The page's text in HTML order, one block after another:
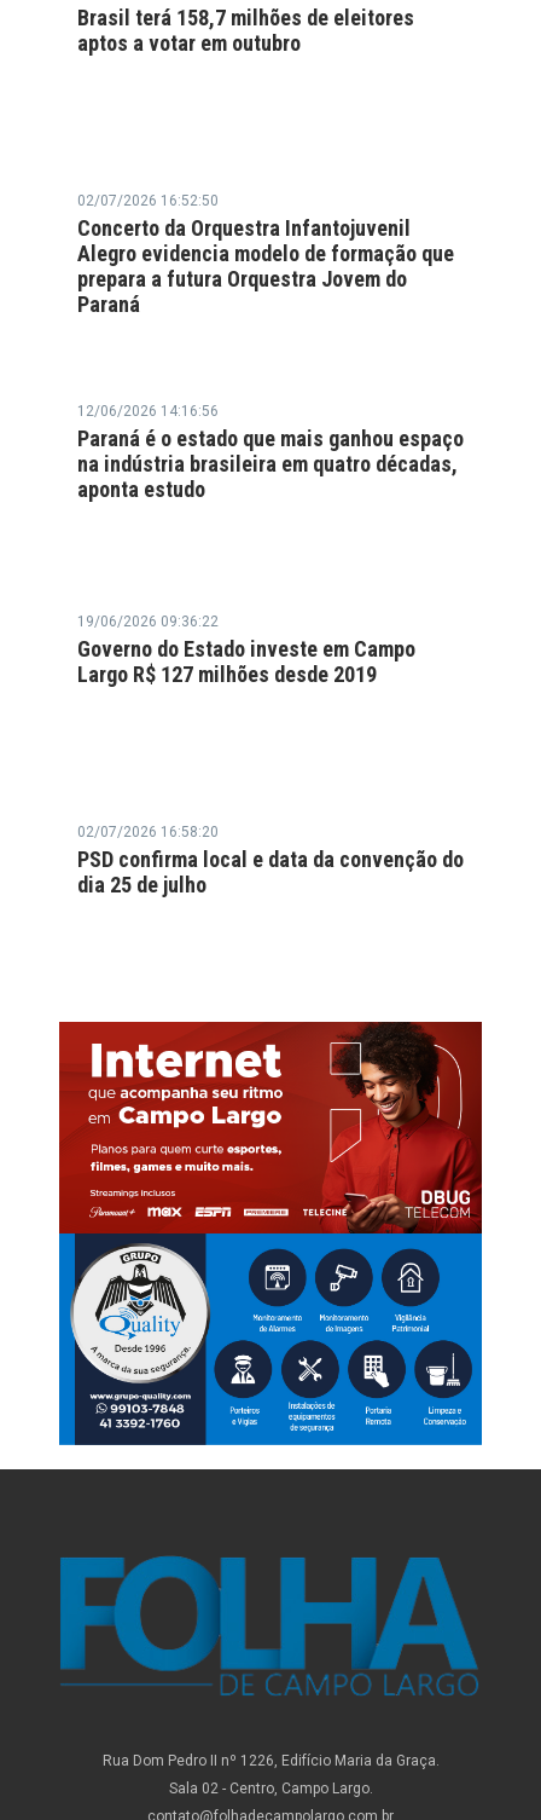
Brasil terá 158,7 milhões de eleitores
aptos a votar em outubro
02/07/2026 16:52:50
Concerto da Orquestra Infantojuvenil
Alegro evidencia modelo de formação que
prepara a futura Orquestra Jovem do
Paraná
12/06/2026 14:16:56
Paraná é o estado que mais ganhou espaço
na indústria brasileira em quatro décadas,
aponta estudo
19/06/2026 09:36:22
Governo do Estado investe em Campo
Largo R$ 127 milhões desde 2019
02/07/2026 16:58:20
PSD confirma local e data da convenção do
dia 25 de julho
Rua Dom Pedro II nº 1226, Edifício Maria da Graça.
Sala 02 - Centro, Campo Largo.
contato@folhadecampolargo.com.br